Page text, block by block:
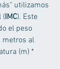
utilizamos
(IMC). Este
el peso
metros al
(m) *